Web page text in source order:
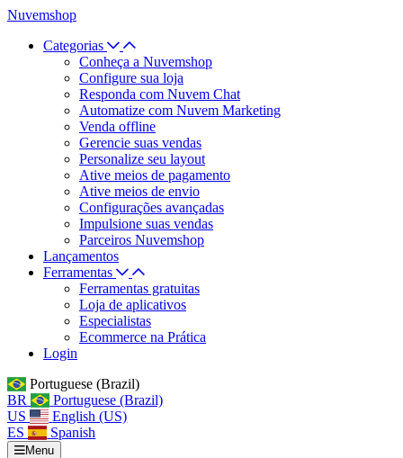
Nuvemshop
Categorias
Conheça a Nuvemshop
Configure sua loja
Responda com Nuvem Chat
Automatize com Nuvem Marketing
Venda offline
Gerencie suas vendas
Personalize seu layout
Ative meios de pagamento
Ative meios de envio
Configurações avançadas
Impulsione suas vendas
Parceiros Nuvemshop
Lançamentos
Ferramentas
Ferramentas gratuitas
Loja de aplicativos
Especialistas
Ecommerce na Prática
Login
Portuguese (Brazil)
BR
Portuguese (Brazil)
US
English (US)
ES
Spanish
Menu